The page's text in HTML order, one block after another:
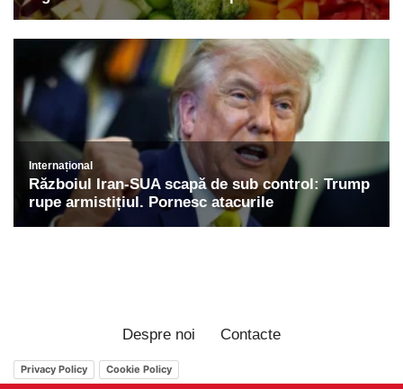
Despre noi Contacte
Privacy Policy Cookie Policy